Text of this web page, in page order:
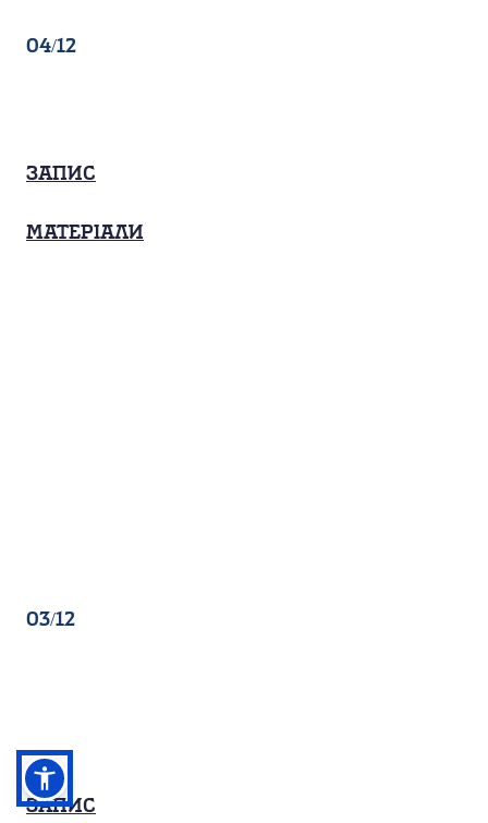
04/12
Запис
Матеріали
03/12
Запис